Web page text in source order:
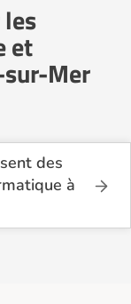
et
Mer
des
à
recense